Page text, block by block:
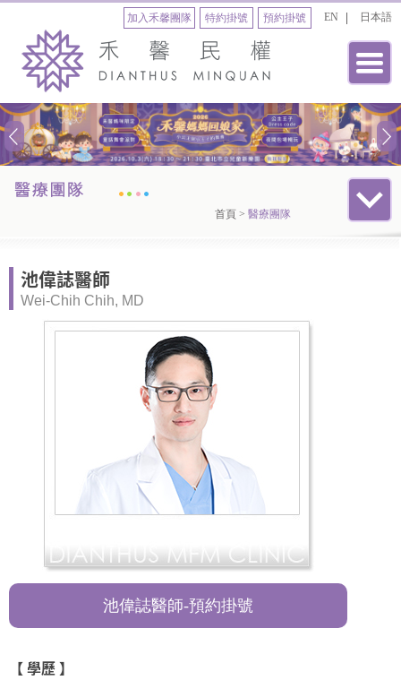
日本語
EN
加入禾馨團隊 預約掛號
特約掛號
首頁 > 醫療團隊
池偉誌醫師
Wei-Chih Chih, MD
池偉誌醫師-預約掛號
【 學歷 】